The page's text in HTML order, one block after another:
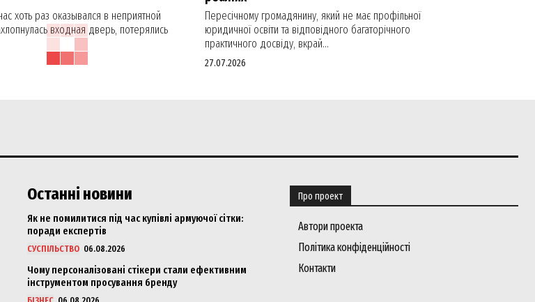
хоть раз оказывался в неприятной
входная дверь, потерялись
Пересічному громадянину, який не має профільної
юридичної освіти та відповідного багаторічного
практичного досвіду, вкрай...
27.07.2026
Останні новини
Як не помилитися під час купівлі армуючої сітки:
поради експертів
СУСПІЛЬСТВО 06.08.2026
Чому персоналізовані стікери стали ефективним
інструментом просування бренду
Про проект
Автори проекта
Політика конфіденційності
Контакти